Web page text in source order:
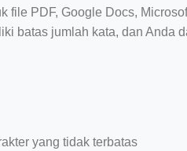
file PDF, Google Docs,
batas jumlah kata, dan Anda
yang tidak terbatas